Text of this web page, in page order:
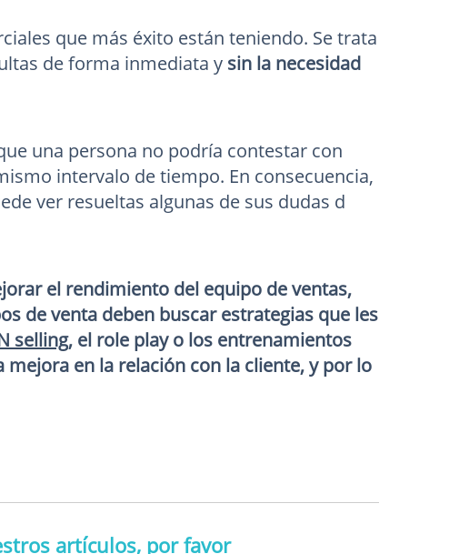
que más éxito están teniendo. Se trata
de forma inmediata y sin la necesidad
una persona no podría contestar con
intervalo de tiempo. En consecuencia,
ver resueltas algunas de sus dudas d
el rendimiento del equipo de ventas,
de venta deben buscar estrategias que les
selling, el role play o los entrenamientos
en la relación con la cliente, y por lo
artículos, por favor